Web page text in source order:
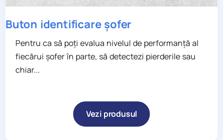
Buton identificare şofer
Pentru ca să poți evalua nivelul de performanță al
fiecărui șofer în parte, să detectezi pierderile sau
chiar...
Vezi produsul